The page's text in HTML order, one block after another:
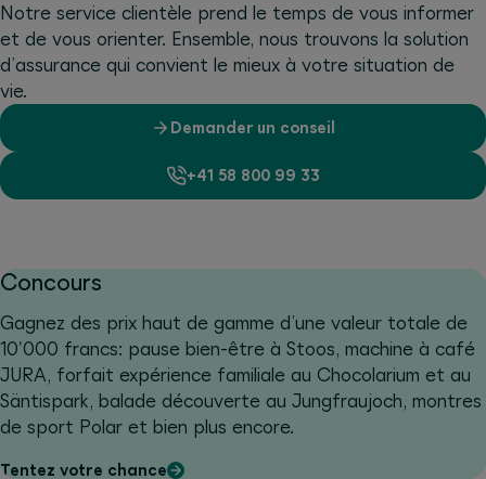
Notre service clientèle prend le temps de vous informer
et de vous orienter. Ensemble, nous trouvons la solution
d’assurance qui convient le mieux à votre situation de
vie.
Demander un conseil
+41 58 800 99 33
Concours
Gagnez des prix haut de gamme d’une valeur totale de
10'000 francs: pause bien-être à Stoos, machine à café
JURA, forfait expérience familiale au Chocolarium et au
Säntispark, balade découverte au Jungfraujoch, montres
de sport Polar et bien plus encore.
Tentez votre chance